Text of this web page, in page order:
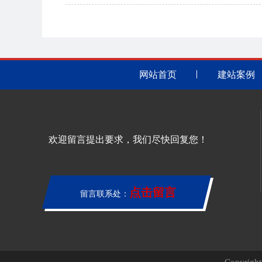
网站首页 建站案例
欢迎留言提出要求，我们尽快回复您！
留言联系处： 点击留言